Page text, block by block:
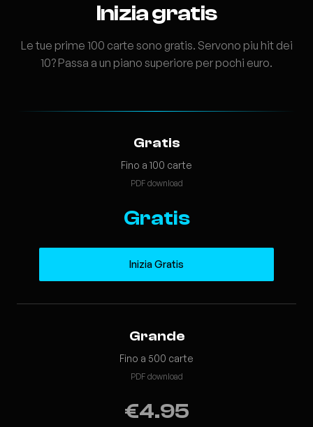
Inizia gratis
Le tue prime 100 carte sono gratis. Servono piu hit dei
10? Passa a un piano superiore per pochi euro.
Gratis
Fino a 100 carte
PDF download
Gratis
Inizia Gratis
Grande
Fino a 500 carte
PDF download
€4.95